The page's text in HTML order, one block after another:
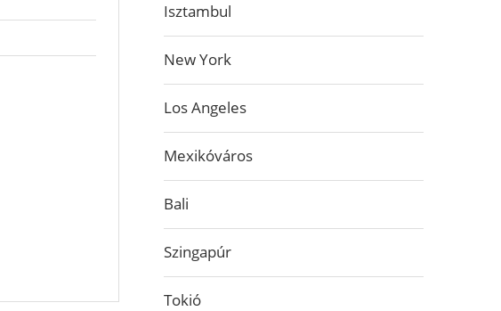
Isztambul
New York
Los Angeles
Mexikóváros
Bali
Szingapúr
Tokió